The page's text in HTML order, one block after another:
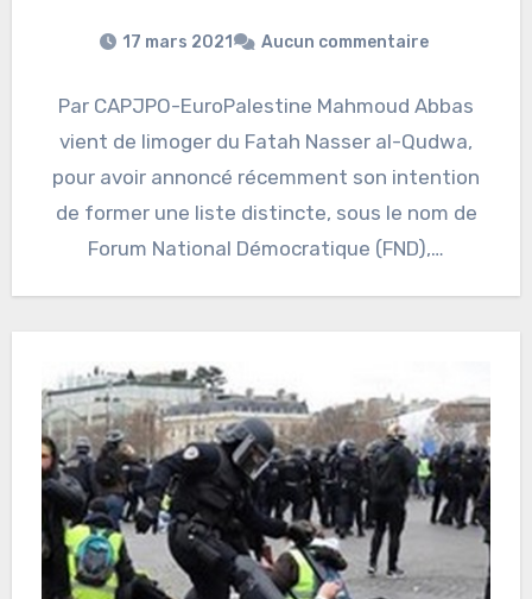
17 mars 2021 Aucun commentaire
Par CAPJPO-EuroPalestine Mahmoud Abbas
vient de limoger du Fatah Nasser al-Qudwa,
pour avoir annoncé récemment son intention
de former une liste distincte, sous le nom de
Forum National Démocratique (FND),…